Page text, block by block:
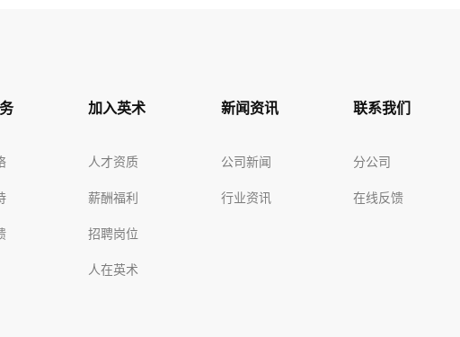
加入英术
人才资质
薪酬福利
招聘岗位
人在英术
新闻资讯
公司新闻
行业资讯
联系我们
分公司
在线反馈